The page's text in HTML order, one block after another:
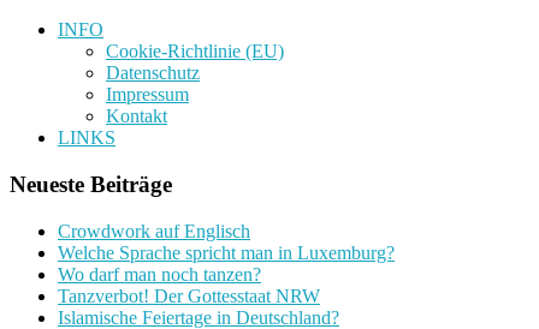
INFO
Cookie-Richtlinie (EU)
Datenschutz
Impressum
Kontakt
LINKS
Neueste Beiträge
Crowdwork auf Englisch
Welche Sprache spricht man in Luxemburg?
Wo darf man noch tanzen?
Tanzverbot! Der Gottesstaat NRW
Islamische Feiertage in Deutschland?